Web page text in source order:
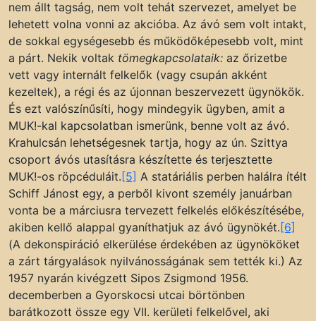
nem állt tagság, nem volt tehát szervezet, amelyet be
lehetett volna vonni az akcióba. Az ávó sem volt intakt,
de sokkal egységesebb és működőképesebb volt, mint
a párt. Nekik voltak tömegkapcsolataik: az őrizetbe
vett vagy internált felkelők (vagy csupán akként
kezeltek), a régi és az újonnan beszervezett ügynökök.
És ezt valószínűsíti, hogy mindegyik ügyben, amit a
MUK!-kal kapcsolatban ismerünk, benne volt az ávó.
Krahulcsán lehetségesnek tartja, hogy az ún. Szittya
csoport ávós utasításra készítette és terjesztette
MUK!-os röpcéduláit. [5] A statáriális perben halálra ítélt
Schiff Jánost egy, a perből kivont személy januárban
vonta be a márciusra tervezett felkelés előkészítésébe,
akiben kellő alappal gyaníthatjuk az ávó ügynökét. [6]
(A dekonspiráció elkerülése érdekében az ügynököket
a zárt tárgyalások nyilvánosságának sem tették ki.) Az
1957 nyarán kivégzett Sipos Zsigmond 1956.
decemberben a Gyorskocsi utcai börtönben
barátkozott össze egy VII. kerületi felkelővel, aki